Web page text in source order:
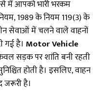
में आपको भारी भरकम
1989 के नियम 119(3) के
सेवाओं में चलने वाले वाहनों
गई है। Motor Vehicle
सड़क पर शांति बनी रहती
होती है। इसलिए, वाहन
जरूरी है।